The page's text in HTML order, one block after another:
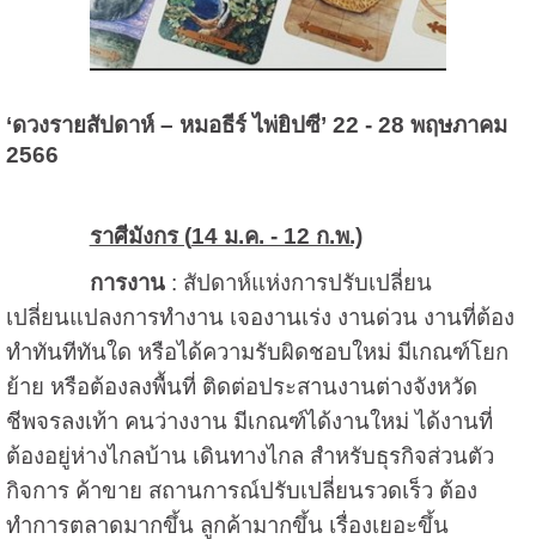
‘ดวงรายสัปดาห์ – หมอธีร์ ไพ่ยิปซี’ 22 - 28 พฤษภาคม
2566
ราศีมังกร (14 ม.ค. - 12 ก.พ.)
การงาน: สัปดาห์แห่งการปรับเปลี่ยน
เปลี่ยนแปลงการทำงาน เจองานเร่ง งานด่วน งานที่ต้อง
ทำทันทีทันใด หรือได้ความรับผิดชอบใหม่ มีเกณฑ์โยก
ย้าย หรือต้องลงพื้นที่ ติดต่อประสานงานต่างจังหวัด
ชีพจรลงเท้า คนว่างงาน มีเกณฑ์ได้งานใหม่ ได้งานที่
ต้องอยู่ห่างไกลบ้าน เดินทางไกล สำหรับธุรกิจส่วนตัว
กิจการ ค้าขาย สถานการณ์ปรับเปลี่ยนรวดเร็ว ต้อง
ทำการตลาดมากขึ้น ลูกค้ามากขึ้น เรื่องเยอะขึ้น